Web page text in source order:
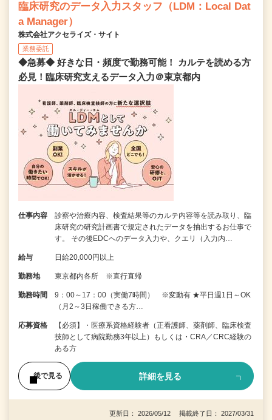
臨床研究のデータ入力スタッフ（LDM：Local Dat
a Manager）
株式会社アクセライズ・サイト
業務委託
◆急募◆ 好きな日・頻度で勤務可能！ カルテを読める方
必見！臨床研究支えるデータ入力＠東京都内
仕事内容
診察や治療内容、検査結果等のカルテ内容等を読み取り、臨
床研究の研究計画書で規定されたデータを抽出するお仕事で
す。 その後EDCへのデータ入力や、クエリ（入力内…
給与 日給20,000円以上
勤務地 東京都内各所 ※直行直帰
勤務時間
9：00～17：00（実働7時間） ※変動有 ★平日週1日～OK
（月2～3日稼働できる方…
応募資格
【必須】・医療系資格経験者（正看護師、薬剤師、臨床検査
技師として病院勤務3年以上）もしくは・CRA／CRC経験の
ある方
後で見る 詳細を見る
更新日： 2026/05/12 掲載終了日： 2027/03/31